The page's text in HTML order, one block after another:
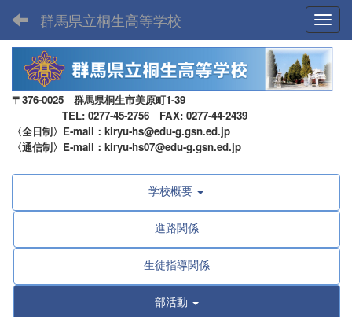
群馬県立桐生高等学校
〒376-0025 群馬県桐生市美原町1-39
TEL: 0277-45-2756 FAX: 0277-44-2439
〈全日制〉E-mail：kiryu-hs@edu-g.gsn.ed.jp
〈通信制〉E-mail：kiryu-hs07@edu-g.gsn.ed.jp
学校概要
進路関係
生徒指導関係
部活動